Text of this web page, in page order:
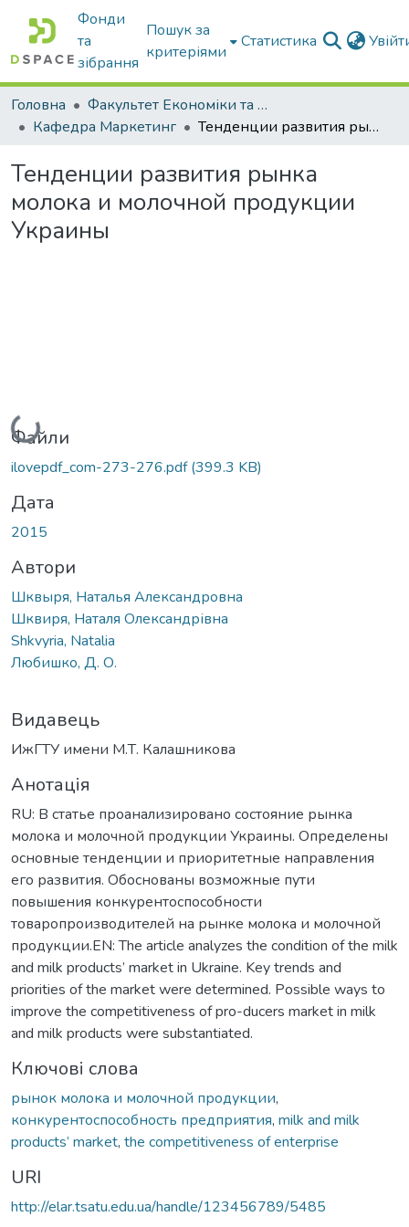
Фонди
та
зібрання
Пошук за
критеріями
Статистика
Головна
Факультет Економіки та бізнесу
Кафедра Маркетинг
Тенденции развития рынка молока и молочной продукции Украины
Тенденции развития рынка
молока и молочной продукции
Украины
Вантажиться...
Файли
ilovepdf_com-273-276.pdf(399.3 KB)
Дата
2015
Автори
Шквыря, Наталья Александровна
Шквиря, Наталя Олександрівна
Shkvyria, Natalia
Любишко, Д. О.
Видавець
ИжГТУ имени М.Т. Калашникова
Анотація
RU: В статье проанализировано состояние рынка
молока и молочной продукции Украины. Определены
основные тенденции и приоритетные направления
его развития. Обоснованы возможные пути
повышения конкурентоспособности
товаропроизводителей на рынке молока и молочной
продукции.EN: The article analyzes the condition of the milk
and milk products’ market in Ukraine. Key trends and
priorities of the market were determined. Possible ways to
improve the competitiveness of pro-ducers market in milk
and milk products were substantiated.
Ключові слова
рынок молока и молочной продукции,
конкурентоспособность предприятия, milk and milk
products’ market, the competitiveness of enterprise
URI
http://elar.tsatu.edu.ua/handle/123456789/5485